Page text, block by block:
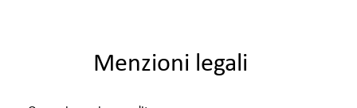
Menzioni legali